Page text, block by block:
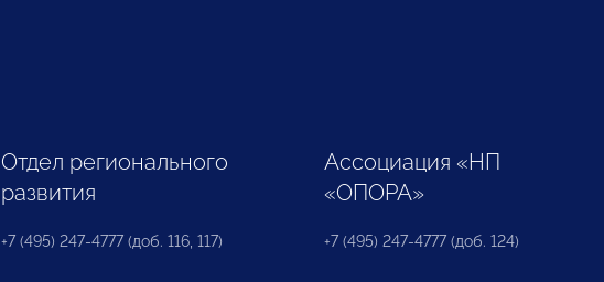
Отдел регионального
развития
+7 (495) 247-4777 (доб. 116, 117)
Ассоциация «НП
«ОПОРА»
+7 (495) 247-4777 (доб. 124)